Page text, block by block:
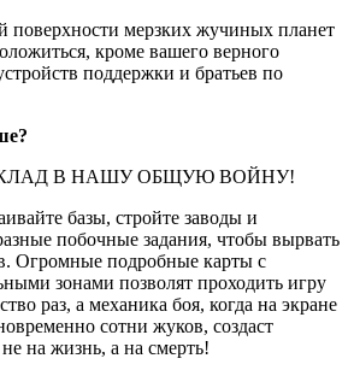
поверхности мерзких жучиных планет
кроме вашего верного
поддержки и братьев по
В НАШУ ОБЩУЮ ВОЙНУ!
базы, стройте заводы и
побочные задания, чтобы вырвать
Огромные подробные карты с
зонами позволят проходить игру
раз, а механика боя, когда на экране
сотни жуков, создаст
на жизнь, а на смерть!